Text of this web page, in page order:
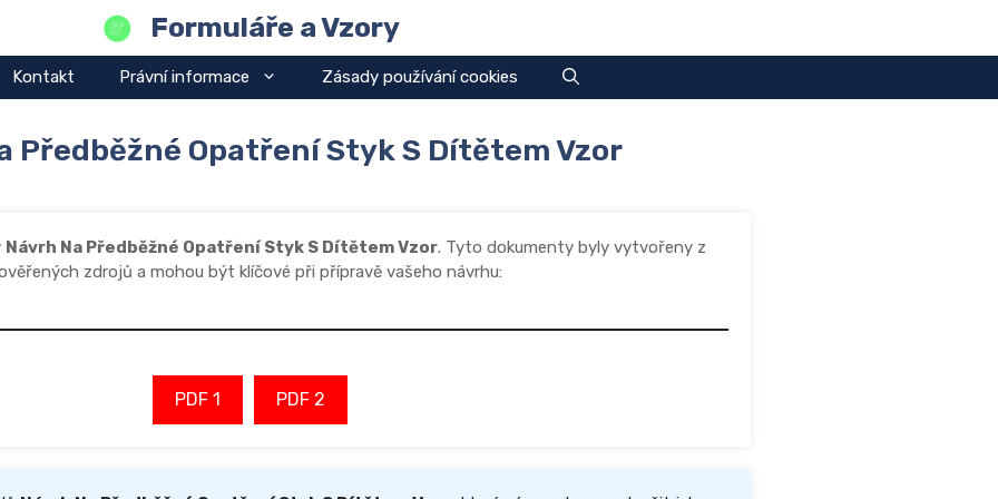
Formuláře a Vzory
Kontakt Právní informace Zásady používání cookies
Předběžné Opatření Styk S Dítětem Vzor
Návrh Na Předběžné Opatření Styk S Dítětem Vzor. Tyto dokumenty byly vytvořeny z
zdrojů a mohou být klíčové při přípravě vašeho návrhu:
PDF 1 PDF 2